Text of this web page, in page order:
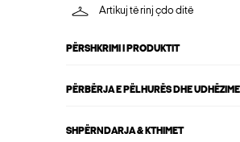
Artikuj të rinj çdo ditë
PËRSHKRIMI I PRODUKTIT
PËRBËRJA E PËLHURËS DHE
SHPËRNDARJA & KTHIMET